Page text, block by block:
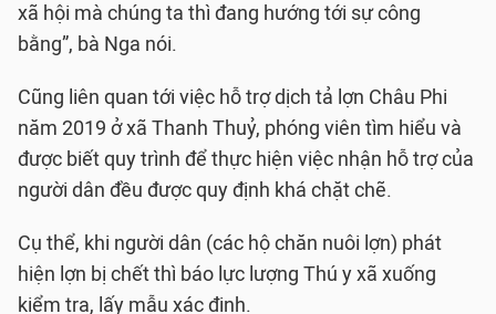
xã hội mà chúng ta thì đang hướng tới sự công
bằng”, bà Nga nói.
Cũng liên quan tới việc hỗ trợ dịch tả lợn Châu Phi
năm 2019 ở xã Thanh Thuỷ, phóng viên tìm hiểu và
được biết quy trình để thực hiện việc nhận hỗ trợ của
người dân đều được quy định khá chặt chẽ.
Cụ thể, khi người dân (các hộ chăn nuôi lợn) phát
hiện lợn bị chết thì báo lực lượng Thú y xã xuống
kiểm tra, lấy mẫu xác định.